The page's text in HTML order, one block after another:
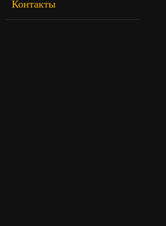
Контакты